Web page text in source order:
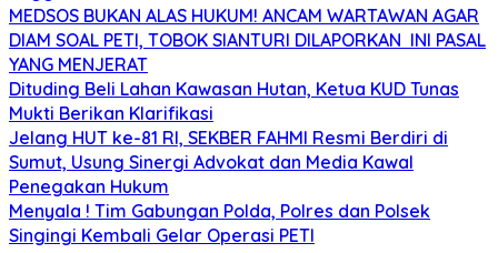
MEDSOS BUKAN ALAS HUKUM! ANCAM WARTAWAN AGAR
DIAM SOAL PETI, TOBOK SIANTURI DILAPORKAN INI PASAL
YANG MENJERAT
Dituding Beli Lahan Kawasan Hutan, Ketua KUD Tunas
Mukti Berikan Klarifikasi
Jelang HUT ke-81 RI, SEKBER FAHMI Resmi Berdiri di
Sumut, Usung Sinergi Advokat dan Media Kawal
Penegakan Hukum
Menyala ! Tim Gabungan Polda, Polres dan Polsek
Singingi Kembali Gelar Operasi PETI